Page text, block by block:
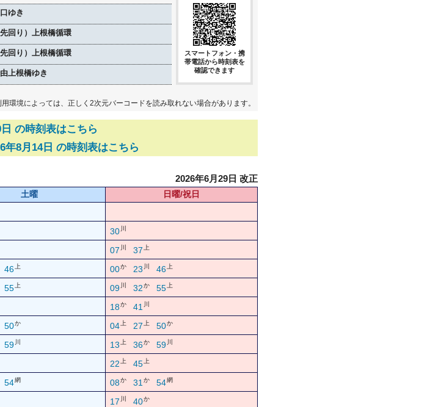
ゆき
先回り）上根橋循環
先回り）上根橋循環
上根橋ゆき
スマートフォン・携
帯電話から時刻表を
確認できます
環境によっては、正しく2次元バーコードを読み取れない場合があります。
の時刻表はこちら
年8月14日 の時刻表はこちら
2026年6月29日 改正
土曜
日曜/祝日
30 川
07 川 37 上
46 上 00か 23 川 46 上
55 上 09 川 32か 55 上
18か 41 川
50か 04 上 27 上 50か
59 川 13 上 36か 59 川
22 上 45 上
54網 08か 31 か 54網
17 川 40か